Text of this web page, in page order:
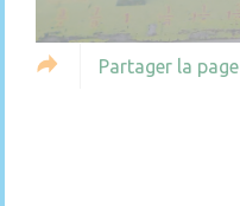
Partager la page